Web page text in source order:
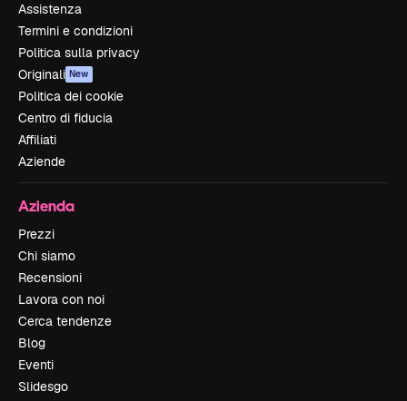
Assistenza
Termini e condizioni
Politica sulla privacy
Originali New
Politica dei cookie
Centro di fiducia
Affiliati
Aziende
Azienda
Prezzi
Chi siamo
Recensioni
Lavora con noi
Cerca tendenze
Blog
Eventi
Slidesgo